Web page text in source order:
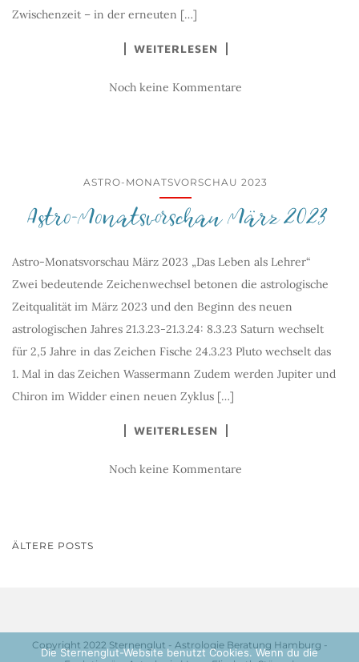
Zwischenzeit – in der erneuten […]
WEITERLESEN
Noch keine Kommentare
ASTRO-MONATSVORSCHAU 2023
Astro-Monatsvorschau März 2023
Astro-Monatsvorschau März 2023 „Das Leben als Lehrer“
Zwei bedeutende Zeichenwechsel betonen die astrologische
Zeitqualität im März 2023 und den Beginn des neuen
astrologischen Jahres 21.3.23-21.3.24: 8.3.23 Saturn wechselt
für 2,5 Jahre in das Zeichen Fische 24.3.23 Pluto wechselt das
1. Mal in das Zeichen Wassermann Zudem werden Jupiter und
Chiron im Widder einen neuen Zyklus […]
WEITERLESEN
Noch keine Kommentare
BEITRAGSNAVIGATION
ÄLTERE POSTS
Copyright 2022 Sternenglut - Astrologie Beratung Hamburg -
Die Sternenglut-Website benutzt Cookies. Wenn du die